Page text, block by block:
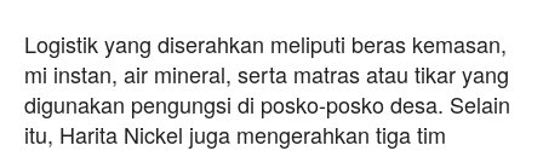
Logistik yang diserahkan meliputi beras kemasan,
mi instan, air mineral, serta matras atau tikar yang
digunakan pengungsi di posko-posko desa. Selain
itu, Harita Nickel juga mengerahkan tiga tim